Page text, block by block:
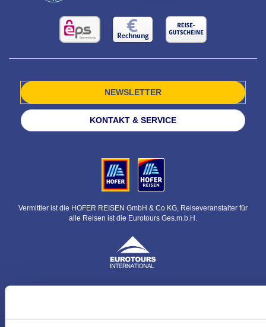
NEWSLETTER
KONTAKT & SERVICE
Vermittler ist die HOFER REISEN GmbH & Co KG, Reiseveranstalter für
alle Reisen ist die Eurotours Ges.m.b.H.